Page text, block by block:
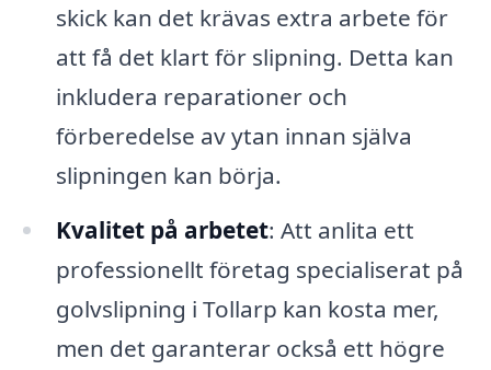
skick kan det krävas extra arbete för
att få det klart för slipning. Detta kan
inkludera reparationer och
förberedelse av ytan innan själva
slipningen kan börja.
Kvalitet på arbetet: Att anlita ett
professionellt företag specialiserat på
golvslipning i Tollarp kan kosta mer,
men det garanterar också ett högre